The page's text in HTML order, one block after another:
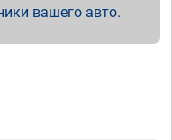
вашего авто.